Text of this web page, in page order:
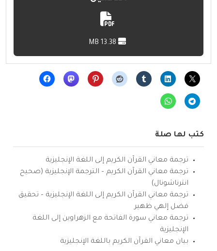
كتب لها صلة
ترجمة معاني القرآن الكريم إلى اللغة الإنجليزية
ترجمة معاني القرآن الكريم – الترجمة الإنجليزية (صحيح
انترناشونال)
ترجمة معاني القرآن الكريم إلى اللغة الإنجليزية – تحقيق
فضل إلهي ظهير
ترجمة معاني سورة الفاتحة مع الزهراوين إلى اللغة
الإنجليزية
بيان معاني القرآن الكريم باللغة الإنجليزية